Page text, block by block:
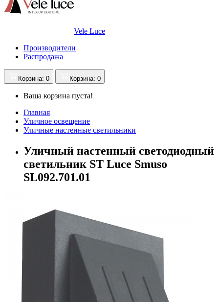
Vele Luce
Производители
Распродажа
Корзина: 0 Корзина: 0
Ваша корзина пуста!
Главная
Уличное освещение
Уличные настенные светильники
Уличный настенный светодиодный
светильник ST Luce Smuso
SL092.701.01